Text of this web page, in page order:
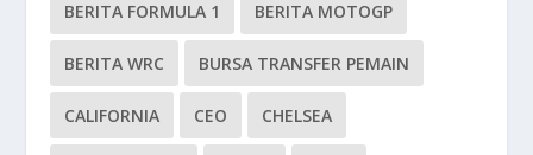
BERITA FORMULA 1 BERITA MOTOGP
BERITA WRC BURSA TRANSFER PEMAIN
CALIFORNIA CEO CHELSEA